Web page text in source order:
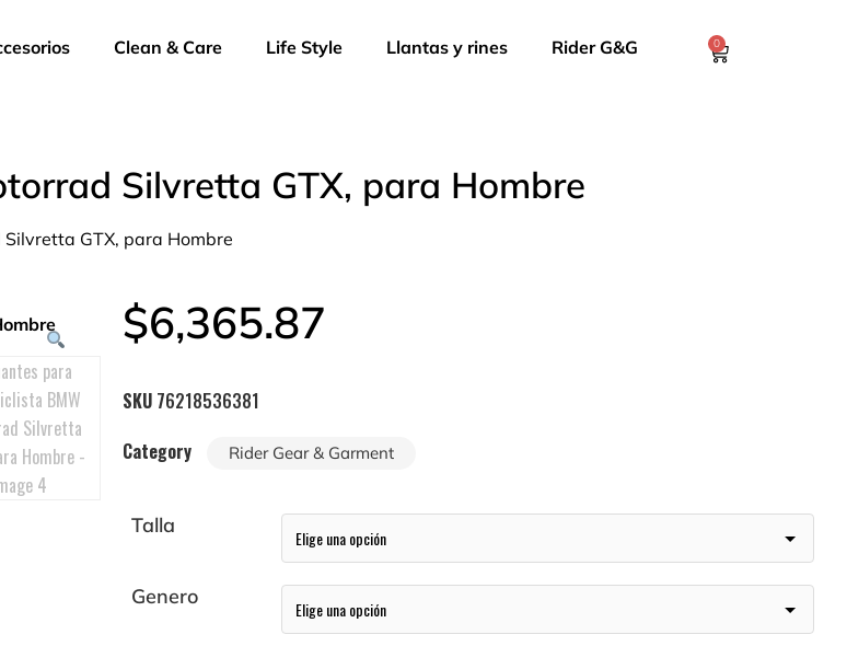
Clean & Care Life Style Llantas y rines Rider G&G 0
Silvretta GTX, para Hombre
GTX, para Hombre
$6,365.87
SKU 76218536381
Category
Rider Gear & Garment
Talla
Genero